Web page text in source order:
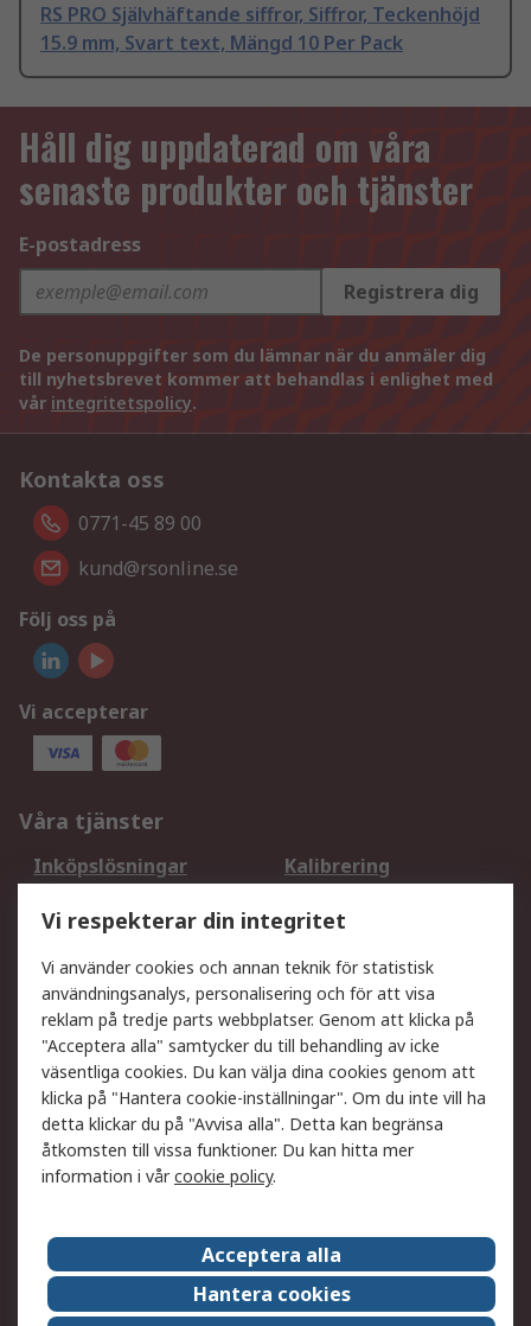
RS PRO Självhäftande siffror, Siffror, Teckenhöjd
15.9 mm, Svart text, Mängd 10 Per Pack
Håll dig uppdaterad om våra
senaste produkter och tjänster
E-postadress
Registrera dig
De personuppgifter som du lämnar när du anmäler dig
till nyhetsbrevet kommer att behandlas i enlighet med
vår integritetspolicy.
Kontakta oss
0771-45 89 00
kund@rsonline.se
Följ oss på
Vi accepterar
Våra tjänster
Inköpslösningar
Kalibrering
DesignSpark
Teknisk Support
Ditt lokala säljteam
Exportlösningar
Support
Få hjälp
Retur av varor
Leverans
Spåra din order
Begär en fakturakopi
Fördelar med RS-konto
Betalningsalternativ
Om RS
Försäljningsvillkor
Det juridiska
Press Centre
Vi respekterar din integritet
Vi använder cookies och annan teknik för statistisk
användningsanalys, personalisering och för att visa
reklam på tredje parts webbplatser. Genom att klicka på
"Acceptera alla" samtycker du till behandling av icke
väsentliga cookies. Du kan välja dina cookies genom att
klicka på "Hantera cookie-inställningar". Om du inte vill ha
detta klickar du på "Avvisa alla". Detta kan begränsa
åtkomsten till vissa funktioner. Du kan hitta mer
information i vårcookie policy.
Acceptera alla
Hantera cookies